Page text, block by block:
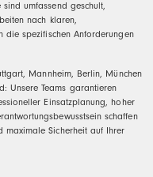
umfassend geschult,
nach klaren,
die spezifischen Anforderungen
Mannheim, Berlin, München
Unsere Teams garantieren
Einsatzplanung, hoher
schaffen
Sicherheit auf Ihrer